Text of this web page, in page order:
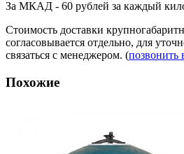
За МКАД - 60 рублей за каждый
Стоимость доставки
согласовывается отдельно, для
связаться с менеджером. (позвонить
Похожие